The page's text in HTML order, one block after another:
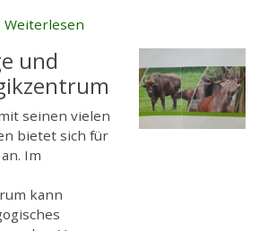
Weiterlesen
und
seinen vielen
bietet sich für
Im
kann